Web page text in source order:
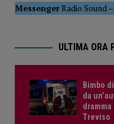
MessengerRadio Sound–
ULTIMA ORA
Bimbo
da
Treviso